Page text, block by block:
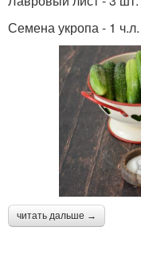
Семена укропа - 1 ч.л.
читать дальше →